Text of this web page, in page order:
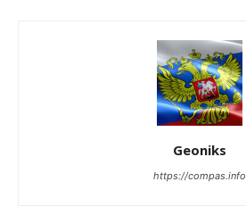
Geoniks
https://compas.info